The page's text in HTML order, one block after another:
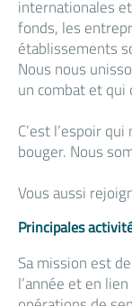
internationales
fonds, les
établissements
Nous nous
un combat et
C’est l’espoir
bouger. Nous
Vous aussi
Principales
Sa mission est
l’année et en